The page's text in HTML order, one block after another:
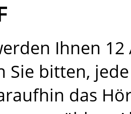
Ihnen
Sie bitten,
das